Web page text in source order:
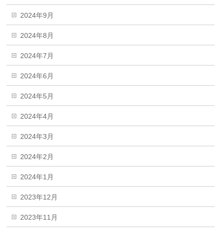
2024年9月
2024年8月
2024年7月
2024年6月
2024年5月
2024年4月
2024年3月
2024年2月
2024年1月
2023年12月
2023年11月